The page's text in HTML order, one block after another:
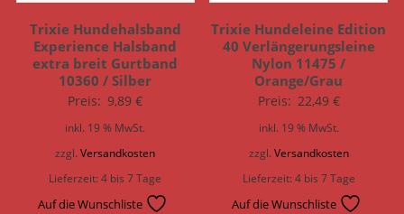
Trixie Hundehalsband
Experience Halsband
extra breit Gurtband
10360 / Silber
Preis: 9,89€
inkl. 19 % MwSt.
zzgl.Versandkosten
Lieferzeit:4 bis 7 Tage
Auf die Wunschliste
Trixie Hundeleine Edition
40 Verlängerungsleine
Nylon 11475 /
Orange/Grau
Preis: 22,49 €
inkl. 19 % MwSt.
zzgl.Versandkosten
Lieferzeit:4 bis 7 Tage
Auf die Wunschliste